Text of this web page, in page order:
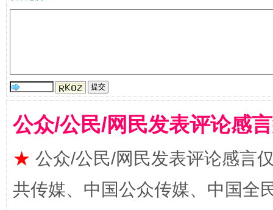
公众/公民/网民发表评论感
★ 公众/公民/网民发表评论感言
共传媒、中国公众传媒、中国全